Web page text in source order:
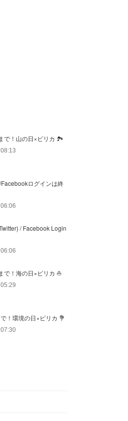
で！山の日×ピリカ 🏞️
ログインは終
/ Facebook Login
で！海の日×ピリカ ⛵️
！環境の日×ピリカ 💐